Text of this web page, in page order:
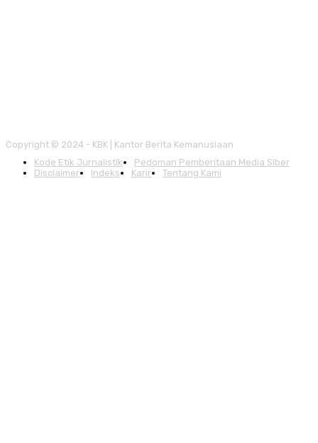
Copyright © 2024 - KBK | Kantor Berita Kemanusiaan
Kode Etik Jurnalistik
Pedoman Pemberitaan Media Siber
Disclaimer
Indeks Karir Tentang Kami